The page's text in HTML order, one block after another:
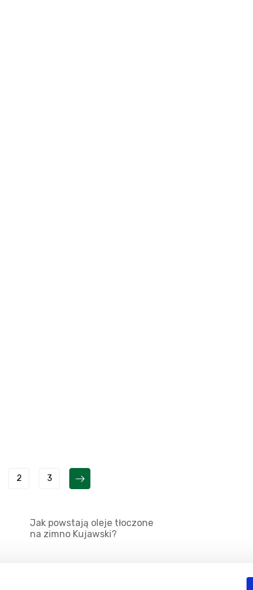
2 3
Jak powstają oleje tłoczone
na zimno Kujawski?